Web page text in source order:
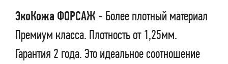
ЭкоКожа ФОРСАЖ - Более плотный материал
Премиум класса. Плотность от 1,25мм.
Гарантия 2 года. Это идеальное соотношение